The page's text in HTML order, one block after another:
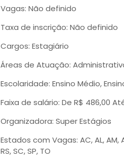
Vagas: Não definido
Taxa de inscrição: Não definido
Cargos: Estagiário
Áreas de Atuação:
Escolaridade: Ensino Médio,
Faixa de salário: De R$ 486,00
Organizadora: Super Estágios
Estados com Vagas: AC, AL, AM,
RS, SC, SP, TO